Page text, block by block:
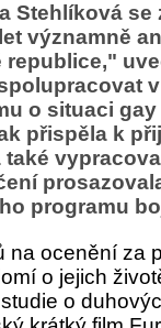
Stehlíková
významně
republice,"
o situaci
přispěla k
také
programu
na ocenění za
o jejich
o